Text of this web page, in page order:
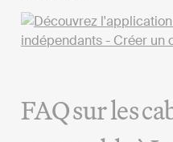
FAQ sur les